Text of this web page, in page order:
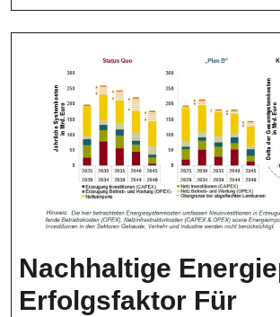
Nachhaltige
Erfolgsfaktor Für